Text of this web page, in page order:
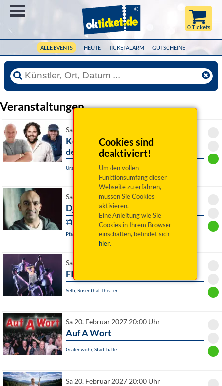
ALLE EVENTS HEUTE TICKETALARM GUTSCHEINE
0 Tickets
Cookies sind
deaktiviert!
Um den vollen
Funktionsumfang dieser
Webseite zu erfahren,
müssen Sie Cookies
aktivieren.
Eine Anleitung wie Sie
Cookies in Ihrem Browser
einschalten, befindet sich
hier.
Veranstaltungen
Sa 20. Februar 2027 19:00 Uhr
Keller Steff, Michi Dietmayr und
der Weiherer
Ursensollen, kubus
Sa 20. Februar 2027 19:30 Uhr
Django Asül: Am Ende vorn
Pfaffenhofener Winterbühne:
Pfaffenhofen a. d. Ilm, Aula der Grund- und Mittelschule
Sa 20. Februar 2027 19:30 Uhr
FISCHER & JUNG: Mädelsabend
Selb, Rosenthal-Theater
Sa 20. Februar 2027 20:00 Uhr
Auf A Wort
Grafenwöhr, Stadthalle
Sa 20. Februar 2027 20:00 Uhr